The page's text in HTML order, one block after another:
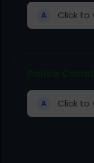
A Click to
A Click to